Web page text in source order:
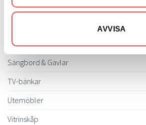
AVVISA
Skänkar & Sideboards
Sängar
Sängbord & Gavlar
TV-bänkar
Utemöbler
Vitrinskåp